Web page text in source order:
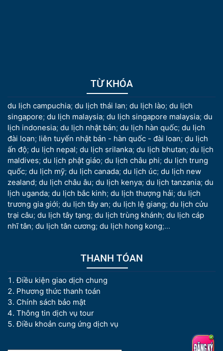
TỪ KHÓA
du lịch campuchia; du lịch thái lan; du lịch lào; du lịch
singapore; du lịch malaysia; du lịch singapore malaysia; du
lịch indonesia; du lịch nhật bản; du lịch hàn quốc; du lịch
đài loan; liên tuyến nhật bản - hàn quốc - đài loan; du lịch
ấn độ; du lịch nepal; du lịch srilanka; du lịch bhutan; du lịch
maldives; du lịch phật giáo; du lịch châu phi; du lịch trung
quốc; du lịch mỹ; du lịch canada; du lịch úc; du lịch new
zealand; du lịch châu âu; du lịch kenya; du lịch tanzania; du
lịch uganda; du lịch bắc kinh; du lịch thượng hải; du lịch
trương gia giới; du lịch tây an; du lịch lệ giang; du lịch cửu
trại câu; du lịch tây tạng; du lịch trùng khánh; du lịch cáp
nhĩ tân; du lịch tân cương; du lịch hong kong;...
THANH TÓAN
Điều kiện giao dịch chung
Phương thức thanh toán
Chính sách bảo mật
Thông tin dịch vụ tour
Điều khoản cung ứng dịch vụ